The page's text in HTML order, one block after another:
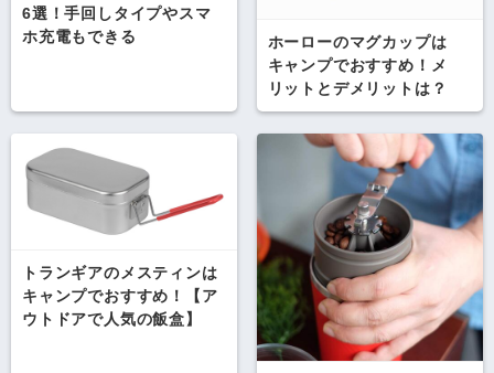
6選！手回しタイプやスマ
ホ充電もできる
ホーローのマグカップは
キャンプでおすすめ！メ
リットとデメリットは？
トランギアのメスティンは
キャンプでおすすめ！【ア
ウトドアで人気の飯盒】